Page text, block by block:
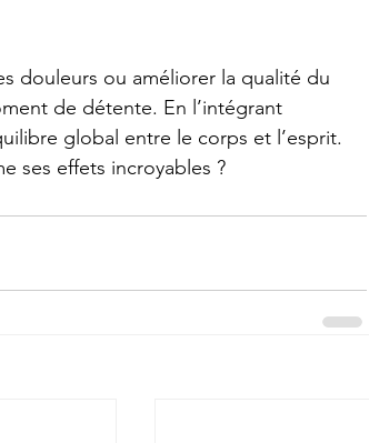
douleurs ou améliorer la qualité du
de détente. En l’intégrant
global entre le corps et l’esprit.
ses effets incroyables ?